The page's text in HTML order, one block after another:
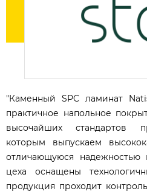
"Каменный SPC ламинат
практичное напольное
высочайших стандартов
которым выпускаем
отличающуюся
цеха оснащены
продукция проходит